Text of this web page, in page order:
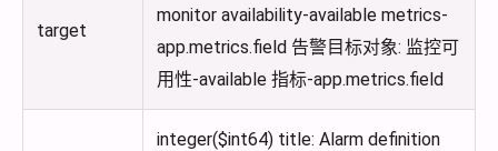
target
monitor availability-available metrics-
app.metrics.field 告警目标对象: 监控可
用性-available 指标-app.metrics.field
integer($int64) title: Alarm definition